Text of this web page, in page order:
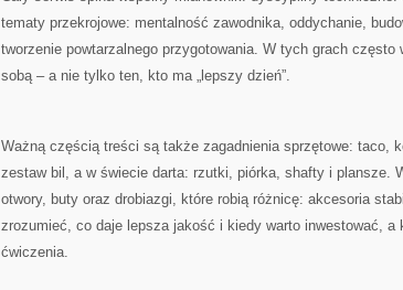
tematy przekrojowe: mentalność zawodnika, oddychanie,
tworzenie powtarzalnego przygotowania. W tych grach
sobą – a nie tylko ten, kto ma „lepszy dzień”.
Ważną częścią treści są także zagadnienia sprzętowe: taco,
zestaw bil, a w świecie darta: rzutki, piórka, shafty i plansze.
otwory, buty oraz drobiazgi, które robią różnicę: akcesoria
zrozumieć, co daje lepsza jakość i kiedy warto inwestować, a
ćwiczenia.